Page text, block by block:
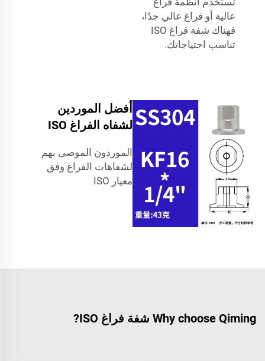
عالية أو فراغ عالي جدًا،
فهناك شفة فراغ ISO
تناسب احتياجاتك.
أفضل الموردين
لشفاه الفراغ ISO
الموردون الموصى بهم
لشفاهات الفراغ وفق
معيار ISO
Why choose Qiming شفة فراغ ISO?